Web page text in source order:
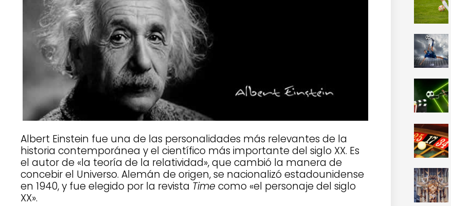
Albert Einstein fue una de las personalidades más relevantes de la
historia contemporánea y el científico más importante del siglo XX. Es
el autor de «la teoría de la relatividad», que cambió la manera de
concebir el Universo. Alemán de origen, se nacionalizó estadounidense
en 1940, y fue elegido por la revista Time como «el personaje del siglo
XX».